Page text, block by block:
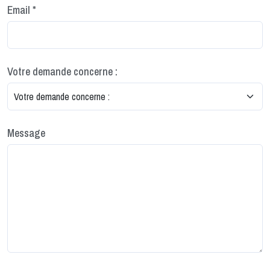
Email *
Votre demande concerne :
Message